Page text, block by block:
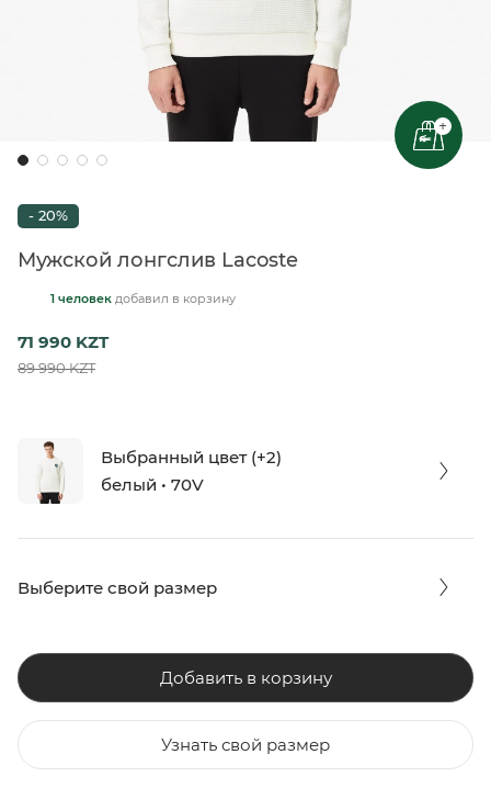
+
- 20%
Мужской лонгслив Lacoste
1 человек добавил в корзину
71 990 KZT
89 990 KZT
Выбранный цвет (+2)
белый • 70V
Выберите свой размер
Добавить в корзину
Узнать свой размер